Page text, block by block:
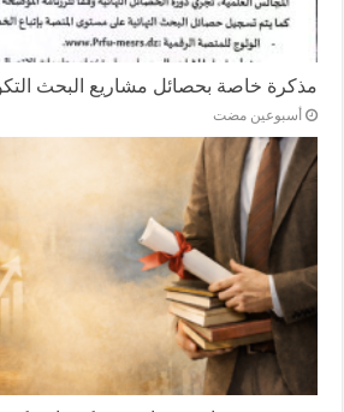
مذكرة خاصة بحصائل مشاريع البحث
‏أسبوعين مضت